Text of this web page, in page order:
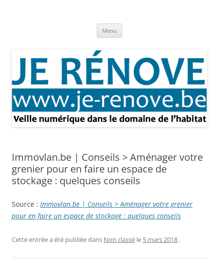
Menu
Immovlan.be | Conseils > Aménager votre
grenier pour en faire un espace de
stockage : quelques conseils
Source : Immovlan.be | Conseils > Aménager votre grenier
pour en faire un espace de stockage : quelques conseils
Cette entrée a été publiée dans Non classé le 5 mars 2018 .